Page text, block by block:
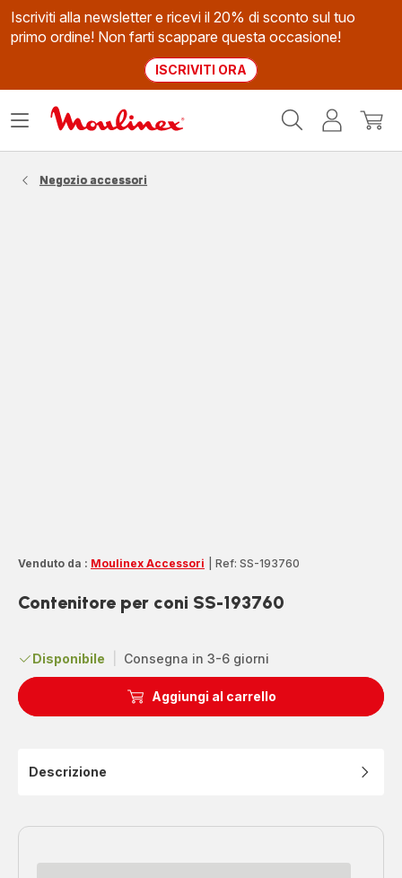
Iscriviti alla newsletter e ricevi il 20% di sconto sul tuo
primo ordine! Non farti scappare questa occasione!
ISCRIVITI ORA
Il
Apri
Negozio accessori
Venduto da : Moulinex Accessori Ref: SS-193760
Contenitore per coni SS-193760
Disponibile Consegna in 3-6 giorni
Aggiungi al carrello
Descrizione